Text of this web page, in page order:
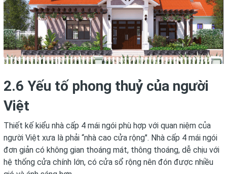
2.6 Yếu tố phong thuỷ của người
Việt
Thiết kế kiểu nhà cấp 4 mái ngói phù hợp với quan niệm của
người Việt xưa là phải “nhà cao cửa rộng". Nhà cấp 4 mái ngói
đơn giản có không gian thoáng mát, thông thoáng, dễ chịu với
hệ thống cửa chính lớn, có cửa sổ rộng nên đón được nhiều